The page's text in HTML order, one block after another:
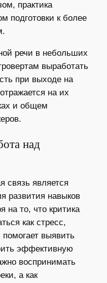
практика
подготовки к более
речи в небольших
выработать
при выходе на
на их
и общем
над
связь является
развития навыков
на то, что критика
как стресс,
выявить
эффективную
воспринимать
а как